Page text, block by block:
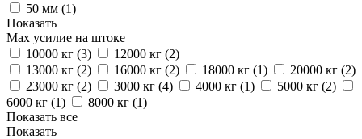
50 мм (1)
Показать
Max усилие на штоке
10000 кг (3) 12000 кг (2)
13000 кг (2) 16000 кг (2) 18000 кг (1) 20000 кг (2)
23000 кг (2) 3000 кг (4) 4000 кг (1) 5000 кг (2)
6000 кг (1) 8000 кг (1)
Показать все
Показать